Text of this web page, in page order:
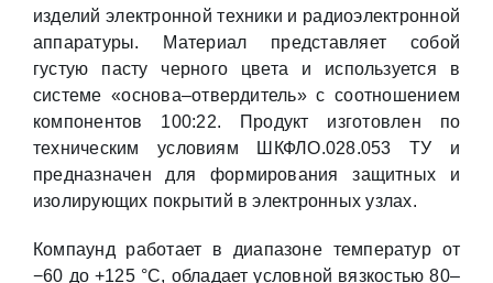
изделий электронной техники и радиоэлектронной
аппаратуры. Материал представляет собой
густую пасту черного цвета и используется в
системе «основа–отвердитель» с соотношением
компонентов 100:22. Продукт изготовлен по
техническим условиям ШКФЛО.028.053 ТУ и
предназначен для формирования защитных и
изолирующих покрытий в электронных узлах.
Компаунд работает в диапазоне температур от
−60 до +125 °С, обладает условной вязкостью 80–